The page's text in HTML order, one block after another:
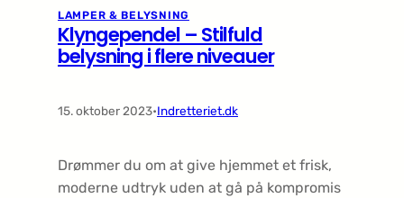
LAMPER & BELYSNING
Klyngependel – Stilfuld
belysning i flere niveauer
15. oktober 2023•Indretteriet.dk
Drømmer du om at give hjemmet et frisk,
moderne udtryk uden at gå på kompromis